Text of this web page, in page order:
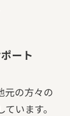
ート
元の方々の
います。